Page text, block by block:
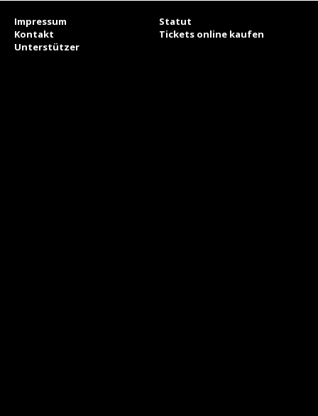
Impressum
Statut
Kontakt
Tickets online kaufen
Unterstützer